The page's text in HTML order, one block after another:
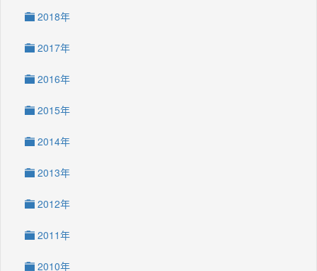
2018年
2017年
2016年
2015年
2014年
2013年
2012年
2011年
2010年